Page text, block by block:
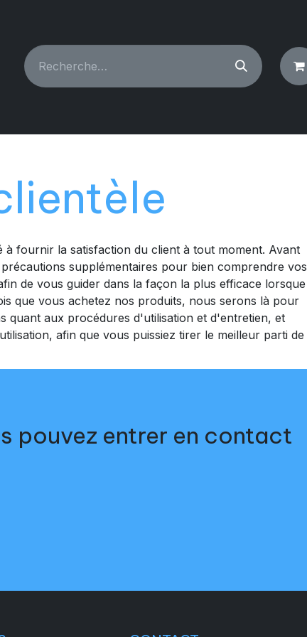
à fournir la satisfaction du client à tout moment. Avant
supplémentaires pour bien comprendre vos
de vous guider dans la façon la plus efficace lorsque
que vous achetez nos produits, nous serons là pour
quant aux procédures d'utilisation et d'entretien, et
afin que vous puissiez tirer le meilleur parti de
pouvez entrer en contact